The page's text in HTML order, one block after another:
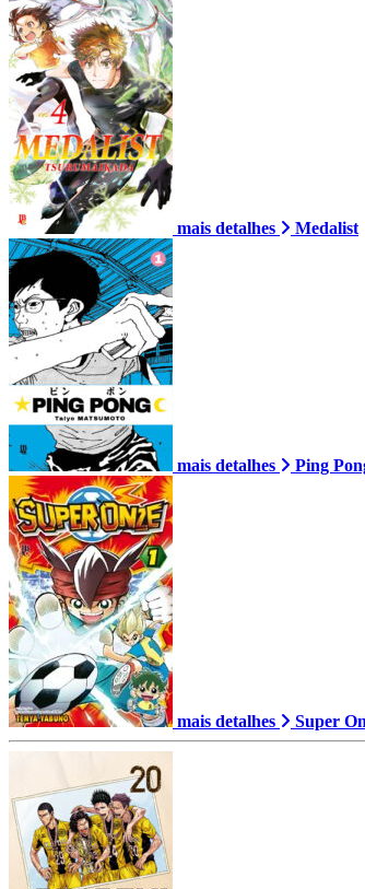
mais detalhes Medalist
mais detalhes Ping
mais detalhes Super